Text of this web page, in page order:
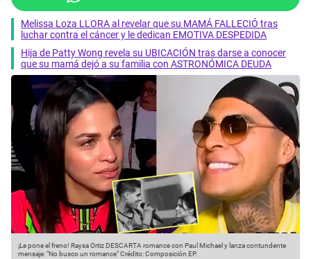
Melissa Loza LLORA al revelar que su MAMÁ FALLECIÓ tras
luchar contra el cáncer y le dedican EMOTIVA DESPEDIDA
Hija de Patty Wong revela su UBICACIÓN tras darse a conocer
que su mamá dejó a su familia con ASTRONÓMICA DEUDA
¡Le pone el freno! Raysa Ortiz DESCARTA romance con Paul Michael y lanza contundente
mensaje: "No busco un romance"Crédito: Composición EP.